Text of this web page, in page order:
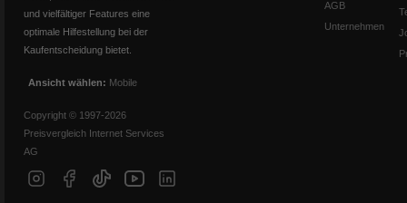
und vielfältiger Features eine
optimale Hilfestellung bei der
Kaufentscheidung bietet.
Ansicht wählen: Mobile
Copyright © 1997-2026
Preisvergleich Internet Services
AG
AGB
Unternehmen